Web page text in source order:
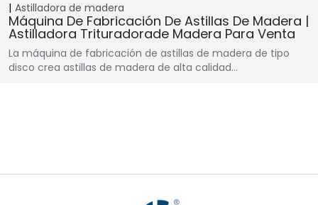
Astilladora de madera
Máquina De Fabricación De Astillas De Madera |
Astilladora Trituradorade Madera Para Venta
La máquina de fabricación de astillas de madera de tipo
disco crea astillas de madera de alta calidad…